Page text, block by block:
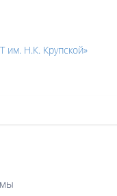
Н.К. Крупской»